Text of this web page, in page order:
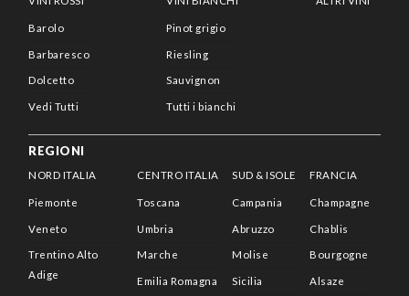
Barolo
Barbaresco
Dolcetto
Vedi Tutti
Pinot grigio
Riesling
Sauvignon
Tutti i bianchi
REGIONI
NORD ITALIA
Piemonte
Veneto
Trentino Alto
Adige
CENTRO ITALIA
Toscana
Umbria
Marche
Emilia Romagna
SUD & ISOLE
Campania
Abruzzo
Molise
Sicilia
FRANCIA
Champagne
Chablis
Bourgogne
Alsaze